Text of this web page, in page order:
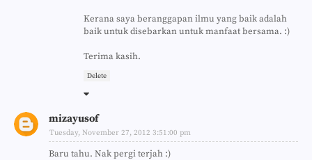
Kerana saya beranggapan ilmu yang baik adalah
baik untuk disebarkan untuk manfaat bersama. :)
Terima kasih.
Delete
mizayusof
Tuesday, November 27, 2012 3:51:00 pm
Baru tahu. Nak pergi terjah :)